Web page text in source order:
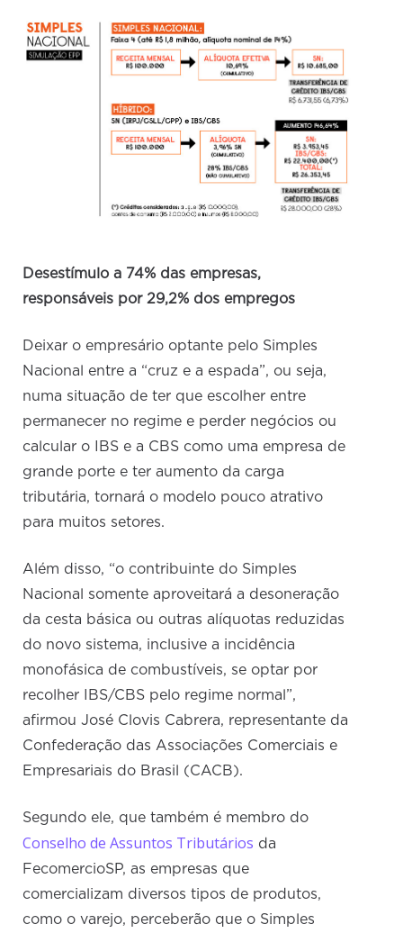
Desestímulo a 74% das empresas,
responsáveis por 29,2% dos empregos
Deixar o empresário optante pelo Simples
Nacional entre a “cruz e a espada”, ou seja,
numa situação de ter que escolher entre
permanecer no regime e perder negócios ou
calcular o IBS e a CBS como uma empresa de
grande porte e ter aumento da carga
tributária, tornará o modelo pouco atrativo
para muitos setores.
Além disso, “o contribuinte do Simples
Nacional somente aproveitará a desoneração
da cesta básica ou outras alíquotas reduzidas
do novo sistema, inclusive a incidência
monofásica de combustíveis, se optar por
recolher IBS/CBS pelo regime normal”,
afirmou José Clovis Cabrera, representante da
Confederação das Associações Comerciais e
Empresariais do Brasil (CACB).
Segundo ele, que também é membro do
Conselho de Assuntos Tributários da
FecomercioSP, as empresas que
comercializam diversos tipos de produtos,
como o varejo, perceberão que o Simples